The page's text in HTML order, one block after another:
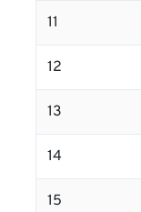
11
12
13
14
15